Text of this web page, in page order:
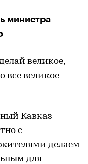
министра
великое,
все великое
Кавказ
с
делаем
для